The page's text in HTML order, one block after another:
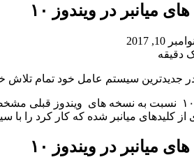
میانبر در ویندوز ۱۰
نوامبر 10, 2017
دقیقه
سیستم عامل خود تمام تلاش خود را انجام داده
سیستم عامل ویندوز ۱۰ نسبت به نسخه های
کار کرد را با سیستم ویندوز ۱۰ برای کاربران اسان و شیرین تر کند که در ادامه
میانبر در ویندوز ۱۰